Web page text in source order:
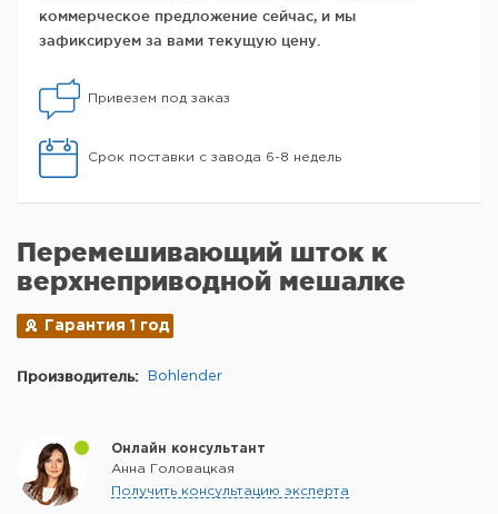
коммерческое предложение сейчас, и мы
зафиксируем за вами текущую цену.
Привезем под заказ
Срок поставки с завода 6-8 недель
Перемешивающий шток к
верхнеприводной мешалке
Гарантия 1 год
Производитель: Bohlender
Онлайн консультант
Анна Головацкая
Получить консультацию эксперта